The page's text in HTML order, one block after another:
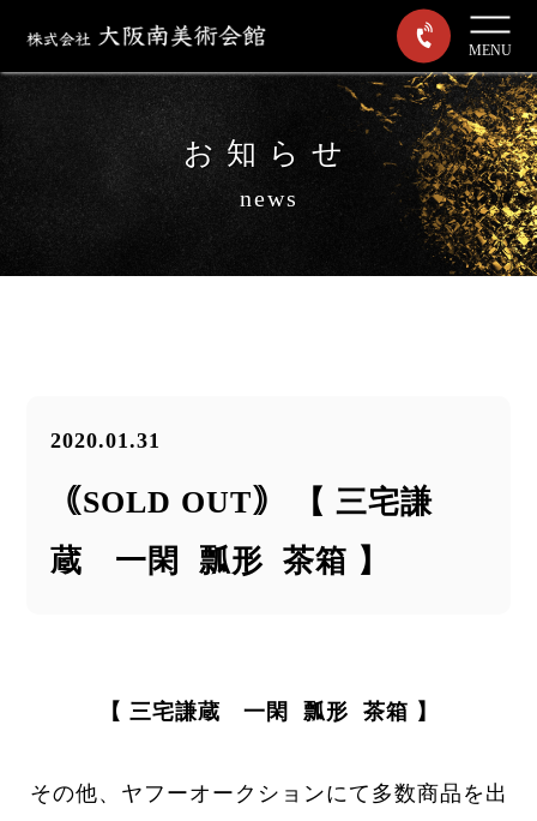
MENU
お知らせ
news
2020.01.31
｟SOLD OUT｠ 【 三宅謙
蔵 一閑 瓢形 茶箱 】
【 三宅謙蔵 一閑 瓢形 茶箱 】
その他、ヤフーオークションにて多数商品を出